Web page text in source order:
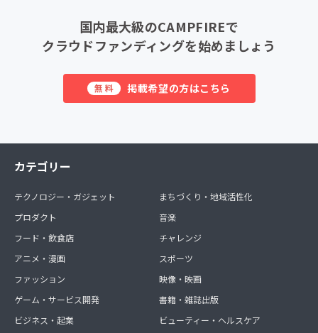
国内最大級のCAMPFIREで
クラウドファンディングを始めましょう
無料 掲載希望の方はこちら
カテゴリー
テクノロジー・ガジェット
プロダクト
フード・飲食店
アニメ・漫画
ファッション
ゲーム・サービス開発
ビジネス・起業
まちづくり・地域活性化
音楽
チャレンジ
スポーツ
映像・映画
書籍・雑誌出版
ビューティー・ヘルスケア